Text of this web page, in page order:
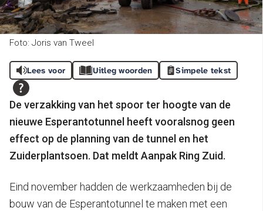
Foto: Joris van Tweel
Lees voor Uitleg woorden Simpele tekst
De verzakking van het spoor ter hoogte van de
nieuwe Esperantotunnel heeft vooralsnog geen
effect op de planning van de tunnel en het
Zuiderplantsoen. Dat meldt Aanpak Ring Zuid.
Eind november hadden de werkzaamheden bij de
bouw van de Esperantotunnel te maken met een